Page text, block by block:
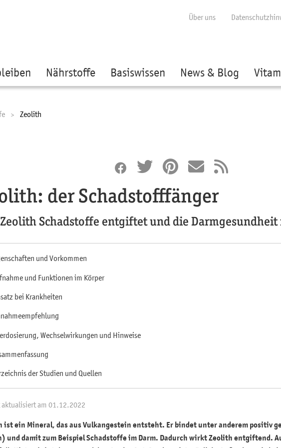
Über uns
Nährstoffe Basiswissen News & Blog
Current:
Zeolith
der Schadstofffänger
Schadstoffe entgiftet und die
und Vorkommen
und Funktionen im Körper
bei Krankheiten
Wechselwirkungen und Hinweise
der Studien und Quellen
aktualisiert am 01.12.2022
ist ein Mineral, das aus Vulkangestein entsteht. Er bindet unter anderem positiv
und damit zum Beispiel Schadstoffe im Darm. Dadurch wirkt Zeolith entgiftend.